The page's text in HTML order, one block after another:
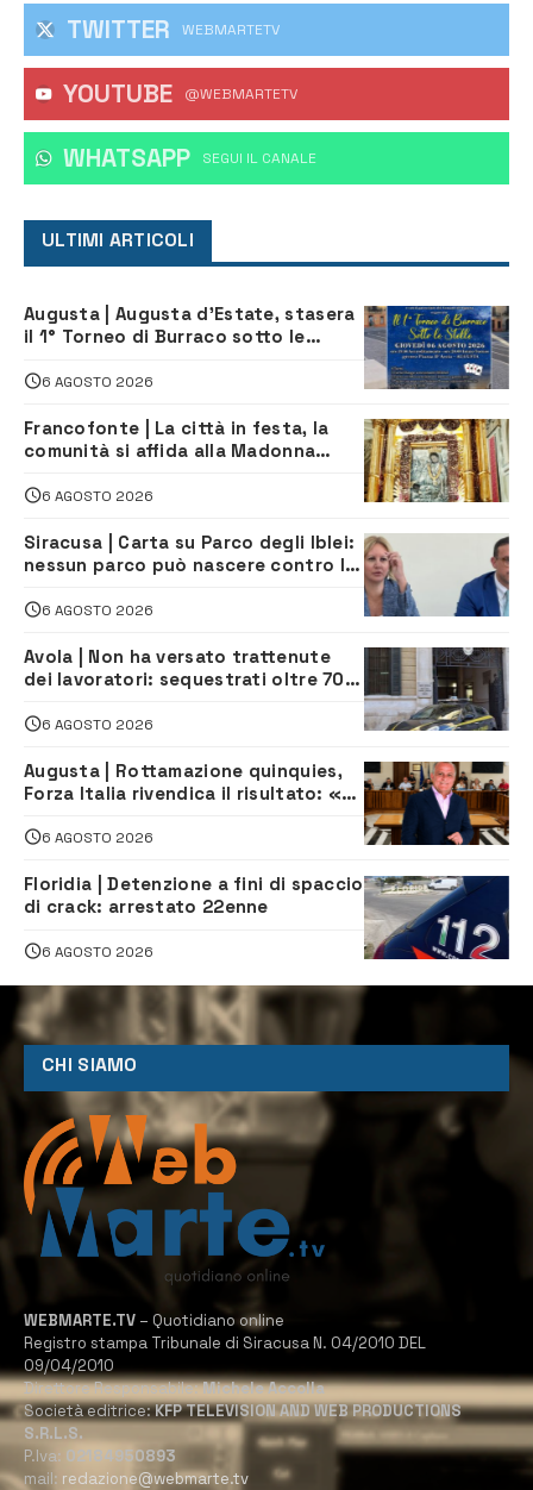
TWITTER WEBMARTETV
YOUTUBE @WEBMARTETV
WHATSAPP ‎SEGUI IL CANALE
ULTIMI ARTICOLI
Augusta | Augusta d’Estate, stasera
il 1° Torneo di Burraco sotto le
6 AGOSTO 2026
Francofonte | La città in festa, la
comunità si affida alla Madonna
6 AGOSTO 2026
Siracusa | Carta su Parco degli Iblei:
nessun parco può nascere contro le
6 AGOSTO 2026
Avola | Non ha versato trattenute
dei lavoratori: sequestrati oltre 700
climatizzazione
6 AGOSTO 2026
Augusta | Rottamazione quinquies,
Forza Italia rivendica il risultato: «La
6 AGOSTO 2026
Floridia | Detenzione a fini di spaccio
di crack: arrestato 22enne
6 AGOSTO 2026
CHI SIAMO
WEBMARTE.TV – Quotidiano online
Registro stampa Tribunale di Siracusa N. 04/2010 DEL
09/04/2010
Direttore Responsabile:Michele Accolla
Società editrice:KFP TELEVISION AND WEB PRODUCTIONS
S.R.L.S.
P.Iva: 02184950893
mail: redazione@webmarte.tv